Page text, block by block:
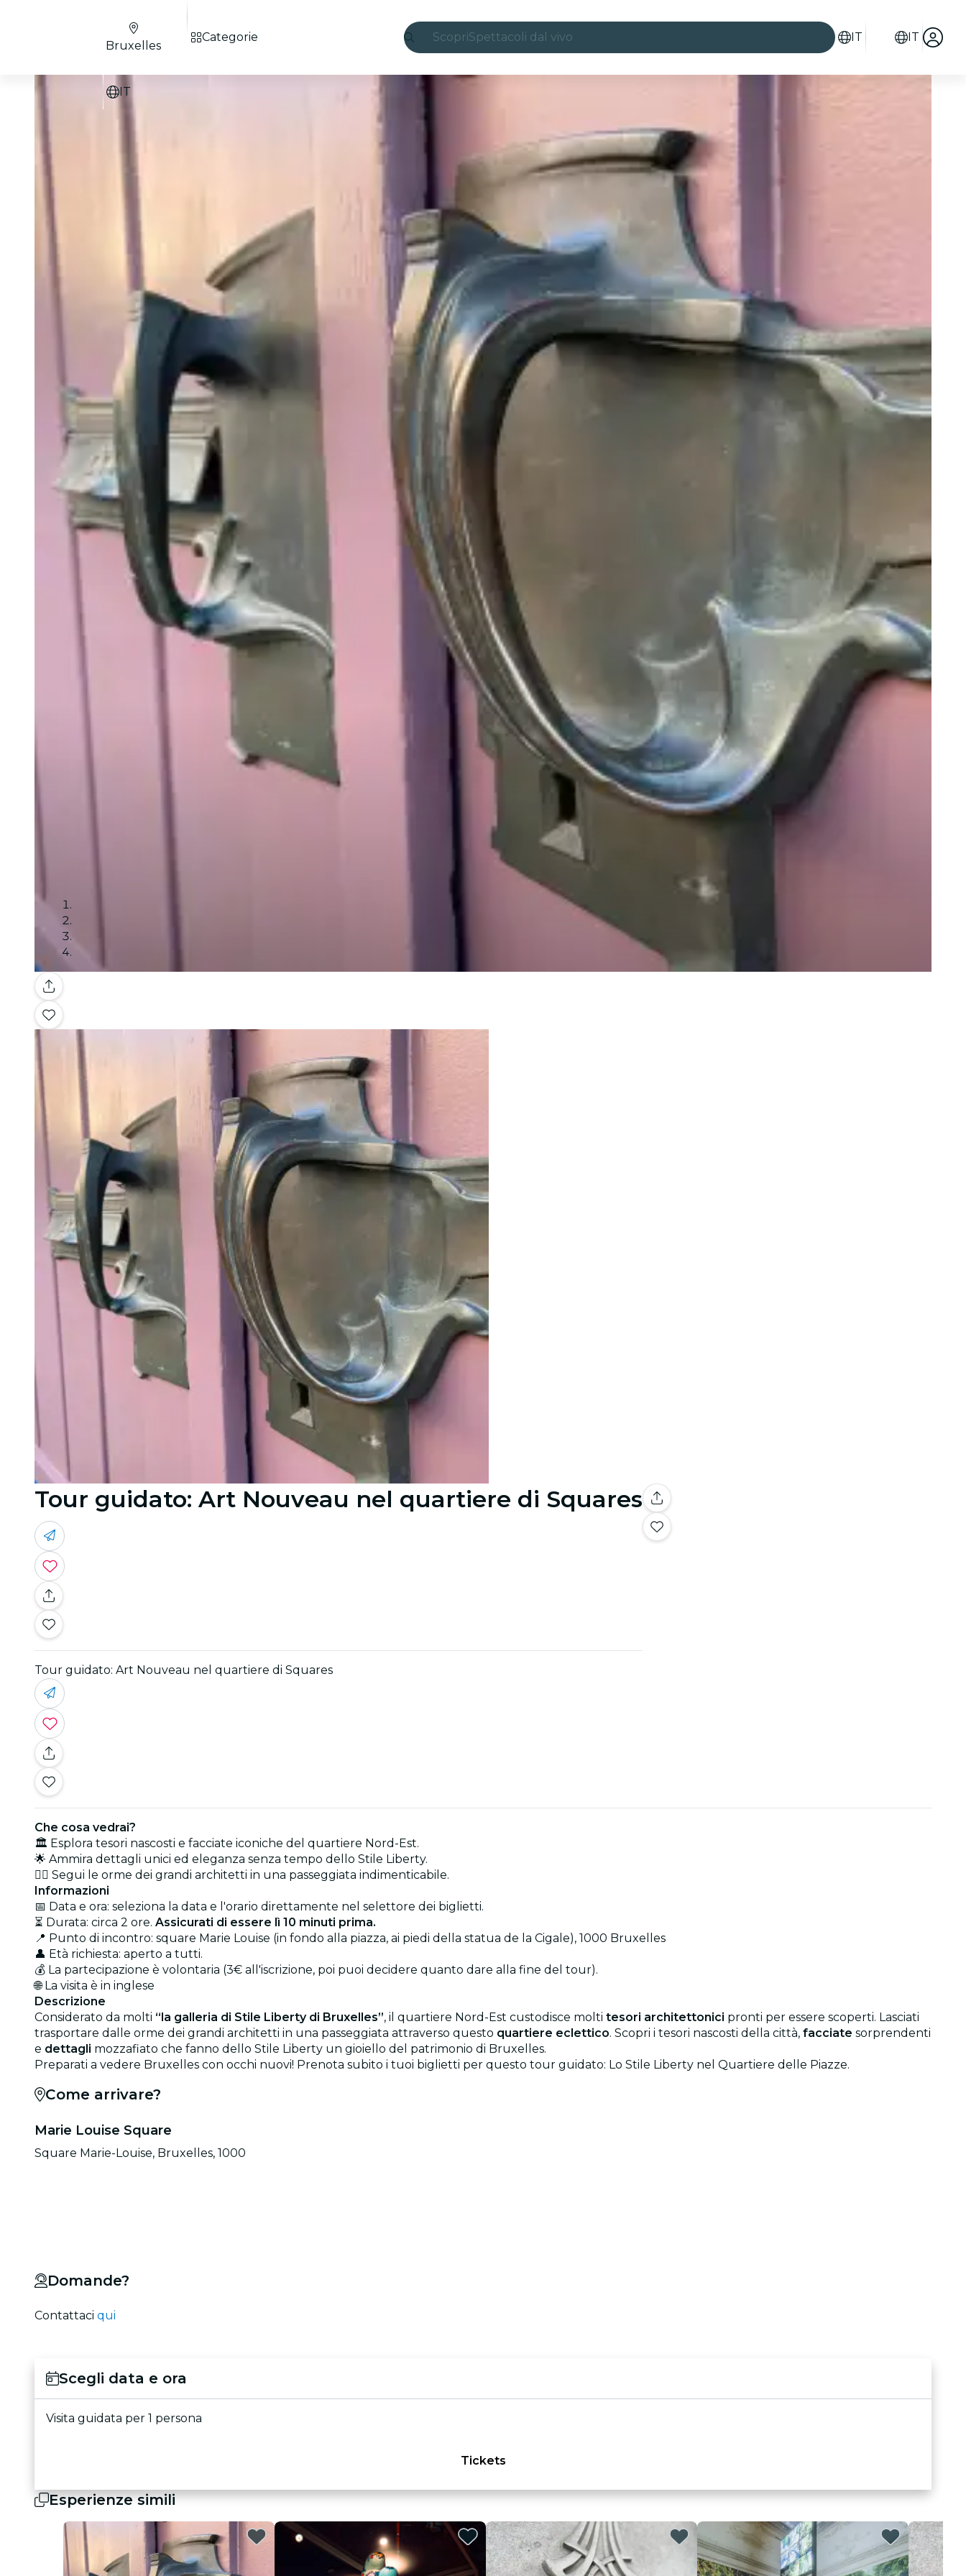
ScopriSpettacoli dal vivo
Esperienze e città
Mostre
Seoul
Concerti
Ristoranti
Cinema
IT IT
Bruxelles
IT
Categorie
Galleria
Tour guidato: Art Nouveau nel quartiere di Squares
Tour guidato: Art Nouveau nel quartiere di Squares
Che cosa vedrai?
🏛️ Esplora tesori nascosti e facciate iconiche del quartiere Nord-Est.
🌟 Ammira dettagli unici ed eleganza senza tempo dello Stile Liberty.
🚶‍♂️ Segui le orme dei grandi architetti in una passeggiata indimenticabile.
Informazioni
📅 Data e ora: seleziona la data e l'orario direttamente nel selettore dei biglietti.
⏳ Durata: circa 2 ore. Assicurati di essere lì 10 minuti prima.
📍 Punto di incontro: square Marie Louise (in fondo alla piazza, ai piedi della statua de la Cigale), 1000 Bruxelles
👤 Età richiesta: aperto a tutti.
💰 La partecipazione è volontaria (3€ all'iscrizione, poi puoi decidere quanto dare alla fine del tour).
🌐 La visita è in inglese
Descrizione
Considerato da molti “la galleria di Stile Liberty di Bruxelles”, il quartiere Nord-Est custodisce molti tesori architettonici pronti per essere scoperti. Lasciati
trasportare dalle orme dei grandi architetti in una passeggiata attraverso questo quartiere eclettico. Scopri i tesori nascosti della città, facciate sorprendenti
e dettagli mozzafiato che fanno dello Stile Liberty un gioiello del patrimonio di Bruxelles.
Preparati a vedere Bruxelles con occhi nuovi! Prenota subito i tuoi biglietti per questo tour guidato: Lo Stile Liberty nel Quartiere delle Piazze.
Come arrivare?
Marie Louise Square
Square Marie-Louise, Bruxelles, 1000
Domande?
Contattaci qui
Scegli data e ora
Visita guidata per 1 persona
Tickets
Esperienze simili